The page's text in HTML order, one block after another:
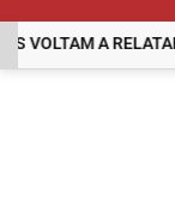
A RELATAR